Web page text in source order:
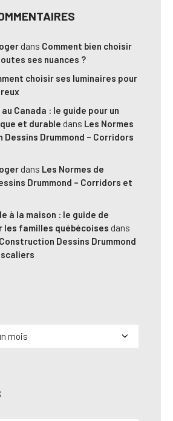
dans Comment bien choisir
ses nuances ?
choisir ses luminaires pour
Canada : le guide pour un
et durable dans Les Normes
Drummond – Corridors
dans Les Normes de
Drummond – Corridors et
à la maison : le guide de
les familles québécoises dans
Dessins Drummond